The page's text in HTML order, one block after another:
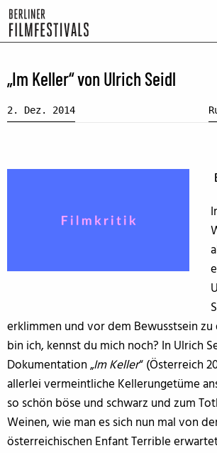
„Im Keller“ von Ulrich Seidl
2. Dez. 2014
erklimmen und vor dem Bewusstsein
bin ich, kennst du mich noch? In Ulrich
Dokumentation „Im Keller“ (Österreich
allerlei vermeintliche Kellerungetüme
so schön böse und schwarz und zum
Weinen, wie man es sich nun mal von
österreichischen Enfant Terrible